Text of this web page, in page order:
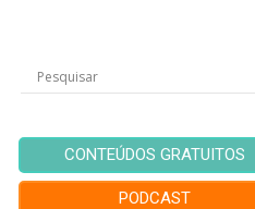
CONTEÚDOS GRATUITOS
PODCAST